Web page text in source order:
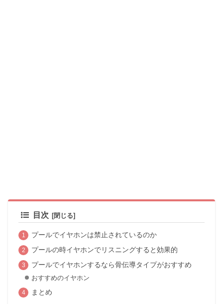
目次
プールでイヤホンは禁止されているのか
プールの時イヤホンでリスニングすると効果的
プールでイヤホンするなら骨伝導タイプがおすすめ
おすすめのイヤホン
まとめ